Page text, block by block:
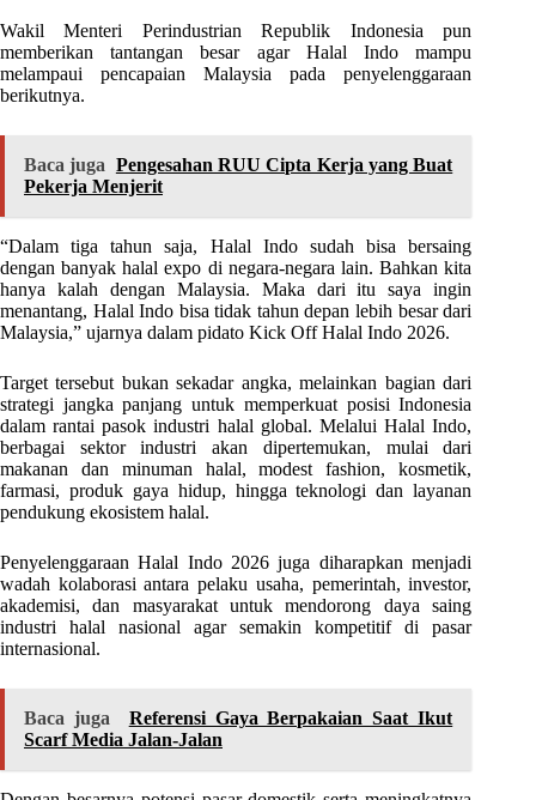
Wakil Menteri Perindustrian Republik Indonesia pun
memberikan tantangan besar agar Halal Indo mampu
melampaui pencapaian Malaysia pada penyelenggaraan
berikutnya.
Baca juga Pengesahan RUU Cipta Kerja yang Buat
Pekerja Menjerit
“Dalam tiga tahun saja, Halal Indo sudah bisa bersaing
dengan banyak halal expo di negara-negara lain. Bahkan kita
hanya kalah dengan Malaysia. Maka dari itu saya ingin
menantang, Halal Indo bisa tidak tahun depan lebih besar dari
Malaysia,” ujarnya dalam pidato Kick Off Halal Indo 2026.
Target tersebut bukan sekadar angka, melainkan bagian dari
strategi jangka panjang untuk memperkuat posisi Indonesia
dalam rantai pasok industri halal global. Melalui Halal Indo,
berbagai sektor industri akan dipertemukan, mulai dari
makanan dan minuman halal, modest fashion, kosmetik,
farmasi, produk gaya hidup, hingga teknologi dan layanan
pendukung ekosistem halal.
Penyelenggaraan Halal Indo 2026 juga diharapkan menjadi
wadah kolaborasi antara pelaku usaha, pemerintah, investor,
akademisi, dan masyarakat untuk mendorong daya saing
industri halal nasional agar semakin kompetitif di pasar
internasional.
Baca juga
Referensi Gaya Berpakaian Saat Ikut
Scarf Media Jalan-Jalan